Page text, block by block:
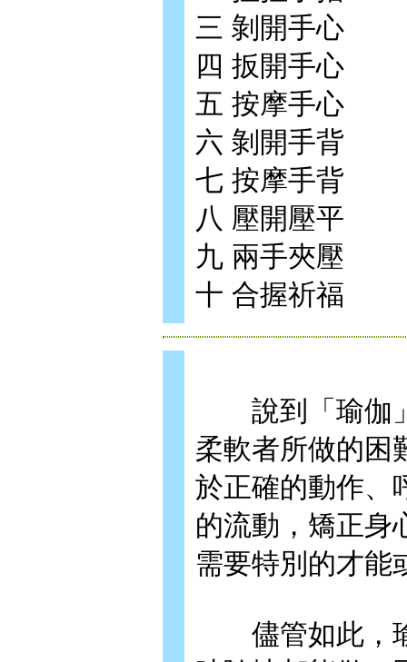
三 剝開手心
四 扳開手心
五 按摩手心
六 剝開手背
七 按摩手背
八 壓開壓平
九 兩手夾壓
十 合握祈福
說到「瑜伽」
柔軟者所做的困
於正確的動作、
的流動，矯正身
需要特別的才能
儘管如此，瑜